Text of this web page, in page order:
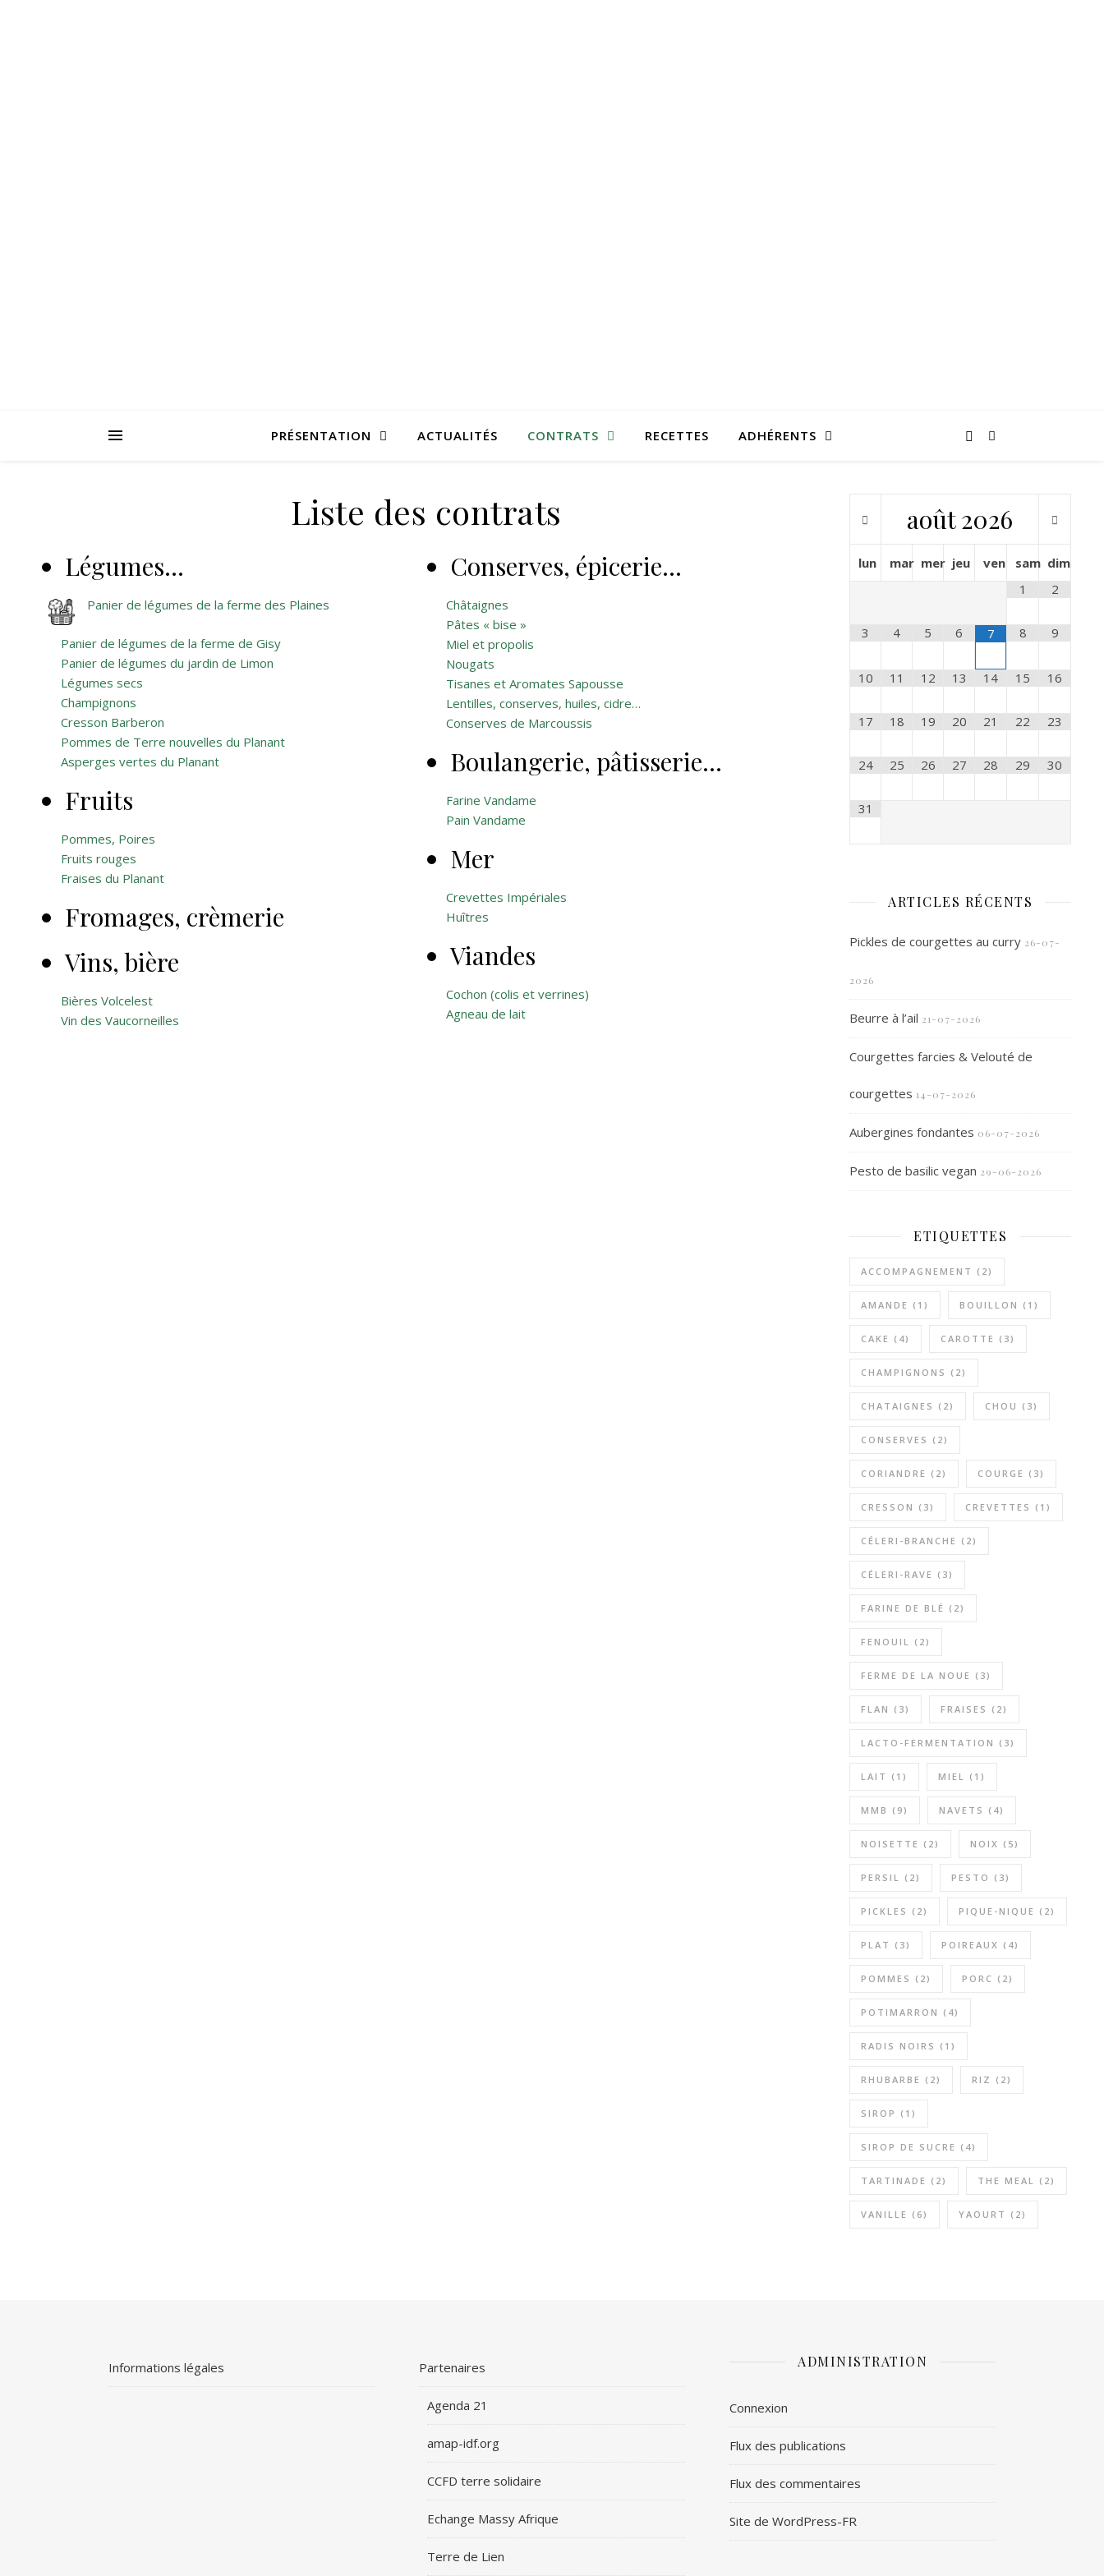
PRÉSENTATION ACTUALITÉS CONTRATS RECETTES ADHÉRENTS
Liste des contrats
Légumes…
Panier de légumes de la ferme des Plaines
Panier de légumes de la ferme de Gisy
Panier de légumes du jardin de Limon
Légumes secs
Champignons
Cresson Barberon
Pommes de Terre nouvelles du Planant
Asperges vertes du Planant
Fruits
Pommes, Poires
Fruits rouges
Fraises du Planant
Fromages, crèmerie
Vins, bière
Bières Volcelest
Vin des Vaucorneilles
Conserves, épicerie…
Châtaignes
Pâtes « bise »
Miel et propolis
Nougats
Tisanes et Aromates Sapousse
Lentilles, conserves, huiles, cidre…
Conserves de Marcoussis
Boulangerie, pâtisserie…
Farine Vandame
Pain Vandame
Mer
Crevettes Impériales
Huîtres
Viandes
Cochon (colis et verrines)
Agneau de lait
août 2026
lun mar mer jeu ven sam dim
1
2
3 4 5 6 7 8 9
10 11 12 13 14 15 16
17 18 19 20 21 22 23
24 25 26 27 28 29 30
31
ARTICLES RÉCENTS
Pickles de courgettes au curry 26-07-
2026
Beurre à l’ail 21-07-2026
Courgettes farcies & Velouté de
courgettes 14-07-2026
Aubergines fondantes 06-07-2026
Pesto de basilic vegan 29-06-2026
ETIQUETTES
ACCOMPAGNEMENT (2)
AMANDE (1) BOUILLON (1)
CAKE (4) CAROTTE (3)
CHAMPIGNONS (2)
CHATAIGNES (2) CHOU (3)
CONSERVES (2)
CORIANDRE (2) COURGE (3)
CRESSON (3) CREVETTES (1)
CÉLERI-BRANCHE (2)
CÉLERI-RAVE (3)
FARINE DE BLÉ (2)
FENOUIL (2)
FERME DE LA NOUE (3)
FLAN (3) FRAISES (2)
LACTO-FERMENTATION (3)
LAIT (1) MIEL (1)
MMB (9) NAVETS (4)
NOISETTE (2) NOIX (5)
PERSIL (2) PESTO (3)
PICKLES (2) PIQUE-NIQUE (2)
PLAT (3) POIREAUX (4)
POMMES (2) PORC (2)
POTIMARRON (4)
RADIS NOIRS (1)
RHUBARBE (2) RIZ (2)
SIROP (1)
SIROP DE SUCRE (4)
TARTINADE (2) THE MEAL (2)
VANILLE (6) YAOURT (2)
Informations légales Partenaires
Agenda 21
amap-idf.org
CCFD terre solidaire
Echange Massy Afrique
Terre de Lien
ADMINISTRATION
Connexion
Flux des publications
Flux des commentaires
Site de WordPress-FR